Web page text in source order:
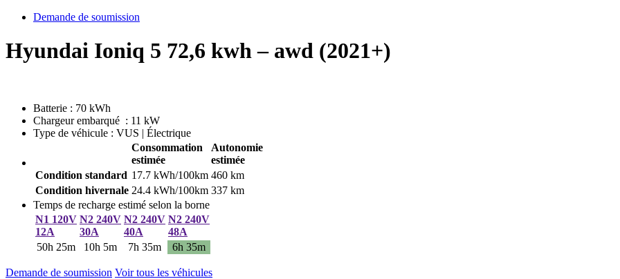
Demande de soumission
Hyundai Ioniq 5 72,6 kwh – awd (2021+)
Batterie : 70 kWh
Chargeur embarqué : 11 kW
Type de véhicule : VUS | Électrique
Consommation
estimée
Autonomie
estimée
Condition standard 17.7 kWh/100km 460 km
Condition hivernale 24.4 kWh/100km 337 km
Temps de recharge estimé selon la borne
N1 120V
12A
N2 240V
30A
N2 240V
40A
N2 240V
48A
50h 25m
10h 5m 7h 35m 6h 35m
Demande de soumission Voir tous les véhicules